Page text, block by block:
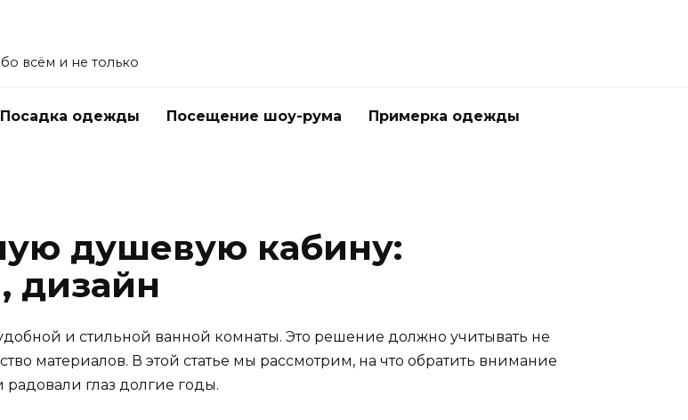
всём и не только
Посадка одежды Посещение шоу-рума Примерка одежды
душевую кабину:
дизайн
и стильной ванной комнаты. Это решение должно учитывать не
материалов. В этой статье мы рассмотрим, на что обратить внимание
глаз долгие годы.